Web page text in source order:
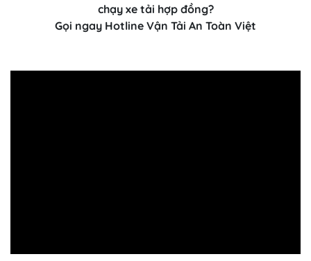
chạy xe tải hợp đồng?
Gọi ngay Hotline Vận Tải An Toàn Việt